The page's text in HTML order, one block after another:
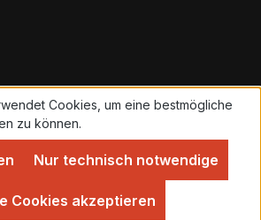
widerrufen
gesetzl. Mehrwertsteuer zzgl.
anders angegeben.
Cookies, um eine bestmögliche
zu können.
Nur technisch notwendige
Cookies akzeptieren